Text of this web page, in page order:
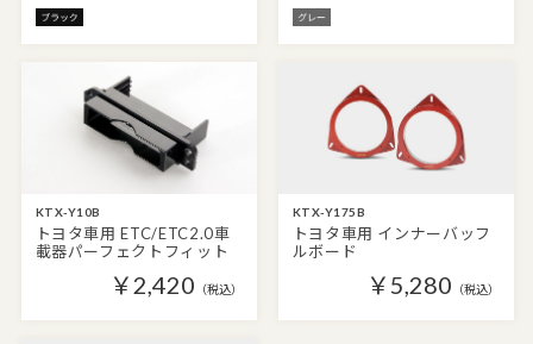
KTX-Y10B
トヨタ車用 ETC/ETC2.0車
載器パーフェクトフィット
￥2,420 （税込）
KTX-Y175B
トヨタ車用 インナーバッフ
ルボード
￥5,280 （税込）